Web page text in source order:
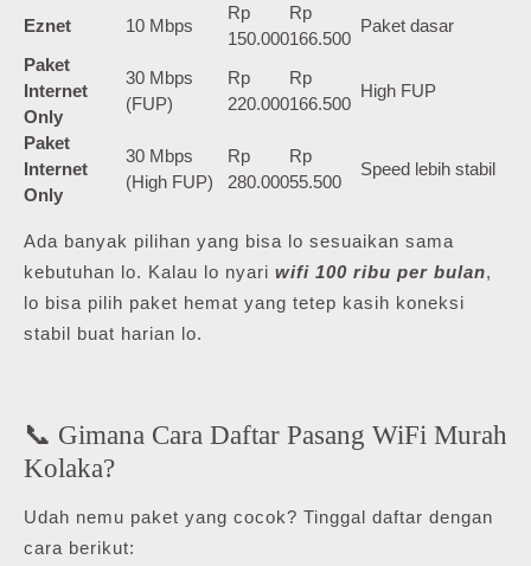
Eznet
10 Mbps
Rp
150.000
Rp
166.500
Paket dasar
Paket
Internet
Only
30 Mbps
(FUP)
Rp
220.000
Rp
166.500
High FUP
Paket
Internet
Only
30 Mbps
(High FUP)
Rp
280.000
Rp
55.500
Speed lebih stabil
Ada banyak pilihan yang bisa lo sesuaikan sama
kebutuhan lo. Kalau lo nyari wifi 100 ribu per bulan,
lo bisa pilih paket hemat yang tetep kasih koneksi
stabil buat harian lo.
📞 Gimana Cara Daftar Pasang WiFi Murah
Kolaka?
Udah nemu paket yang cocok? Tinggal daftar dengan
cara berikut: